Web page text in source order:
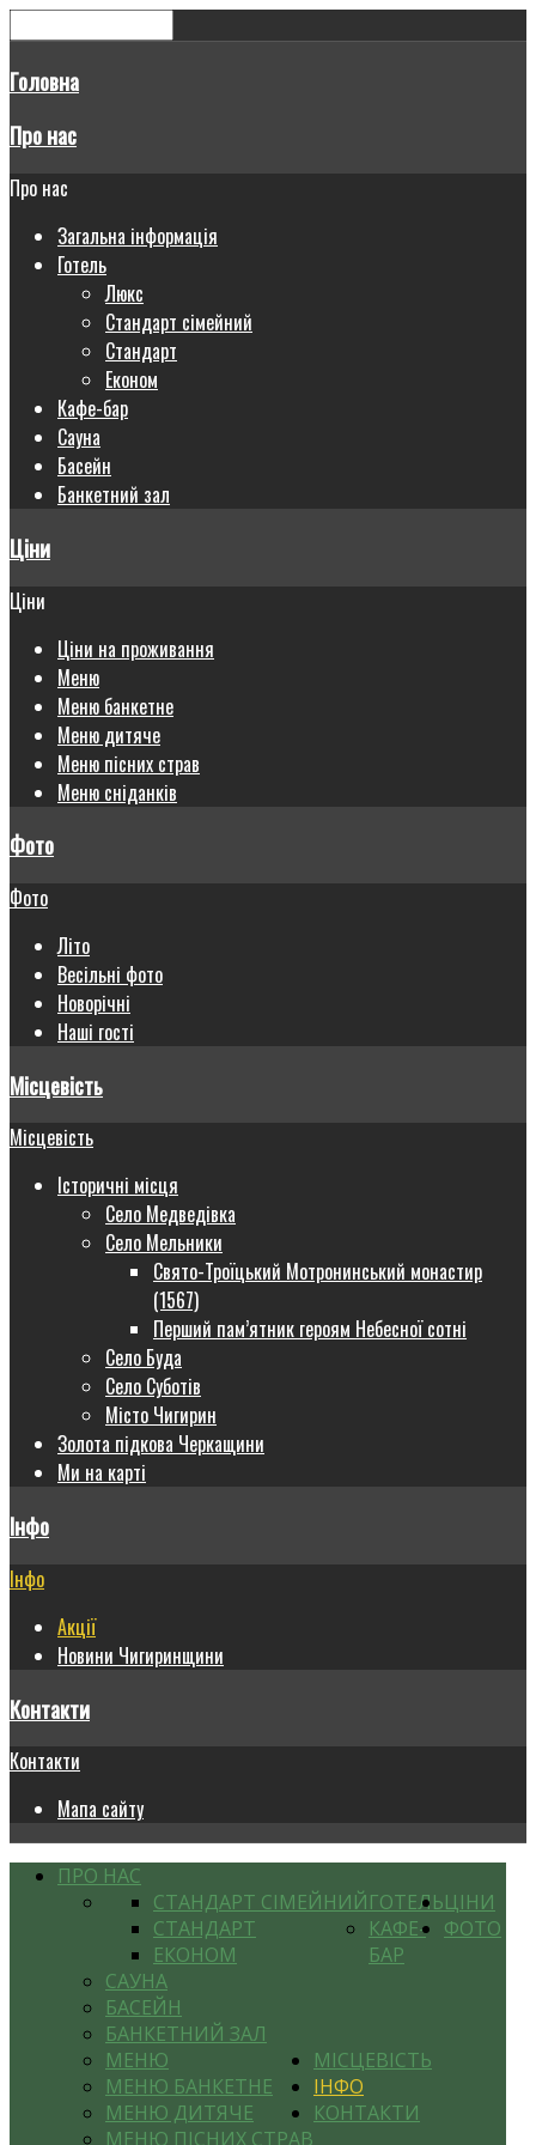
Головна
Про нас
Про нас
Загальна інформація
Готель
Люкс
Стандарт сімейний
Стандарт
Економ
Кафе-бар
Сауна
Басейн
Банкетний зал
Ціни
Ціни
Ціни на проживання
Меню
Меню банкетне
Меню дитяче
Меню пісних страв
Меню сніданків
Фото
Фото
Літо
Весільні фото
Новорічні
Наші гості
Місцевість
Місцевість
Історичні місця
Село Медведівка
Село Мельники
Свято-Троїцький Мотронинський монастир
(1567)
Перший пам’ятник героям Небесної сотні
Село Буда
Село Суботів
Місто Чигирин
Золота підкова Черкащини
Ми на карті
Інфо
Інфо
Акції
Новини Чигиринщини
Контакти
Контакти
Мапа сайту
ПРО НАС
ГОТЕЛЬ
СТАНДАРТ СІМЕЙНИЙ
СТАНДАРТ
ЕКОНОМ
КАФЕ-
БАР
САУНА
БАСЕЙН
БАНКЕТНИЙ ЗАЛ
ЦІНИ
МЕНЮ
МЕНЮ БАНКЕТНЕ
МЕНЮ ДИТЯЧЕ
МЕНЮ ПІСНИХ СТРАВ
ФОТО
МІСЦЕВІСТЬ
ІНФО
КОНТАКТИ